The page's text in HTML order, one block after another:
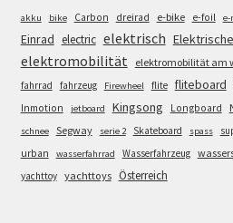
akku bike Carbon dreirad e-bike e-foil
Einrad electric elektrisch
elektromobilität elektromobilität am
fahrrad
fahrzeug Firewheel flite fliteboard
Inmotion jetboard Kingsong Longboard
schnee Segway serie 2 Skateboard spass
urban wasserfahrrad Wasserfahrzeug
yachttoy yachttoys Österreich